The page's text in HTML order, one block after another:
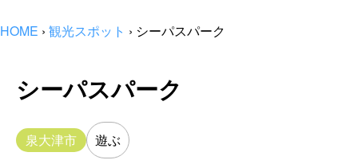
HOME › 観光スポット › シーパスパーク
シーパスパーク
泉大津市 遊ぶ